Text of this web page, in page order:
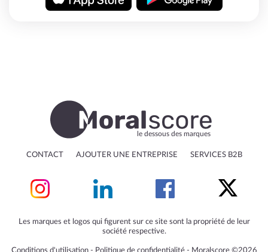
le dessous des marques
CONTACT AJOUTER UNE ENTREPRISE SERVICES B2B
Les marques et logos qui figurent sur ce site sont la propriété de leur
société respective.